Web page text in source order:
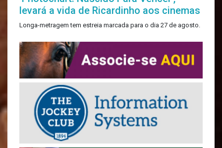
levará a vida de Ricardinho aos cinemas
Longa-metragem tem estreia marcada para o dia 27 de agosto.